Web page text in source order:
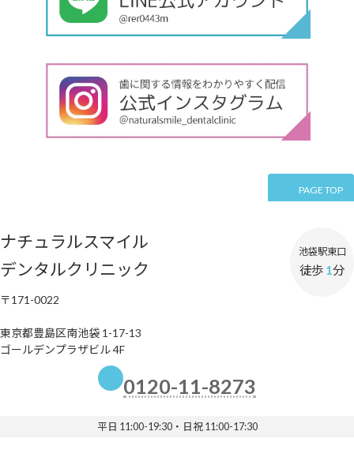
PAGE TOP
ナチュラルスマイル
デンタルクリニック
〒171-0022
東京都豊島区南池袋 1-17-13
ゴールデンプラザビル 4F
池袋駅東口
徒歩 1分
0120-11-8273
平日 11:00-19:30・日祝 11:00-17:30